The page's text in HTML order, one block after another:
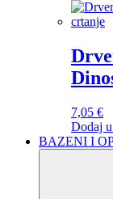
7,05 €
Dodaj
BAZENI I